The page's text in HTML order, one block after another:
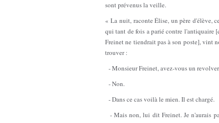
sont prévenus la veille.
« La nuit, raconte Élise, un père d'élève,
qui tant de fois a parié contre l'antiquaire
Freinet ne tiendrait pas à son poste], vint
trouver :
- Monsieur Freinet, avez-vous un
- Non.
- Dans ce cas voilà le mien. Il est chargé.
- Mais non, lui dit Freinet. Je n'aurais